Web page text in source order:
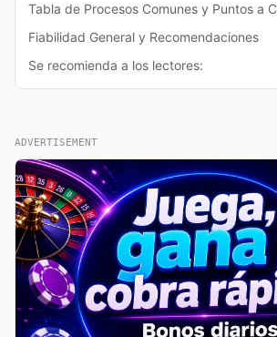
Tabla de Procesos Comunes y Puntos a
Fiabilidad General y Recomendaciones
Se recomienda a los lectores:
ADVERTISEMENT